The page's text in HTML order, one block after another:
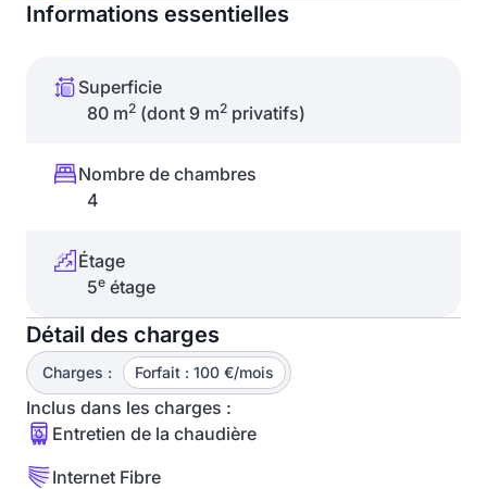
Informations essentielles
Superficie
80 m2 (dont 9 m2 privatifs)
Nombre de chambres
4
Étage
5e étage
Détail des charges
Charges : Forfait : 100 €/mois
Inclus dans les charges :
Entretien de la chaudière
Internet Fibre